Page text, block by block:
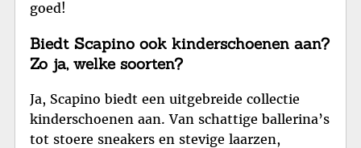
goed!
Biedt Scapino ook kinderschoenen aan?
Zo ja, welke soorten?
Ja, Scapino biedt een uitgebreide collectie
kinderschoenen aan. Van schattige ballerina’s
tot stoere sneakers en stevige laarzen,